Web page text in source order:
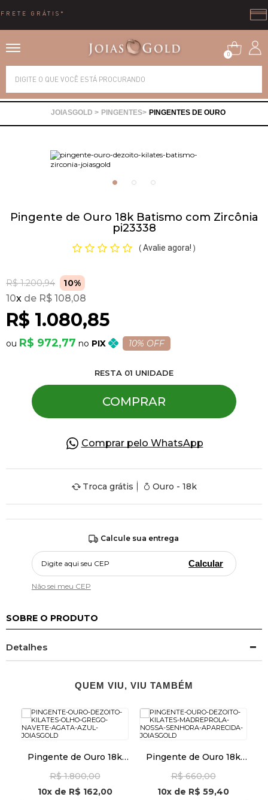
0
PINGENTES PINGENTES DE OURO
Pingente de Ouro 18k Batismo com Zircônia
pi23338
( Avalie agora! )
R$ 1.200,94 10%
R$ 1.080,85
10x R$ 108,08
R$ 972,77 PIX 10% OFF
RESTA 01 UNIDADE
COMPRAR
Comprar pelo WhatsApp
Troca grátis Ouro - 18k
Calcule sua entrega
Calcular
Não sei meu CEP
SOBRE O PRODUTO
Detalhes
QUEM VIU, VIU TAMBÉM
Pingente de Ouro 18k
Ágata Azul pi24080
R$ 1.800,00
10xde R$ 162,00
Pingente de Ouro 18k
Aparecida pi24491
R$ 660,00
10x de R$ 59,40
Alianças
Brincos
Pulseiras
Piercing
Pedras Preciosas
Presente
OFERTAS